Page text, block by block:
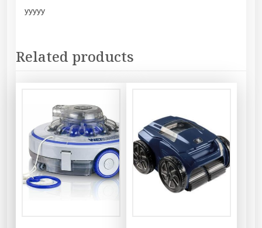
yyyyy
Related products